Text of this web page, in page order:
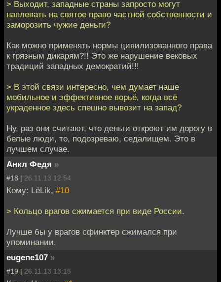
> Выходит, западные страны запросто могут
наплевать на святое право частной собственности и
заморозить чужие деньги?
Как можно применять нормы цивилизованного права
к грязным дикарям?!! Это же нарушение вековых
традиций западных демократий!!!
> В этой связи интересно, чем думает наше
мобильное и эффективное ворьё, когда всё
украденное здесь спешно вывозит на запад?
Ну, раз они считают, что деньги откроют им дорогу в
белые люди, то, подозреваю, седалищем. Это в
лучшем случае.
Анкл Федя »
#18 | 26.11.13 12:54
Кому: LёLik, #10
> Кольцо врагов сжимается при виде России.
Лучше бы у врагов сфинктер сжимался при
упоминании.
eugene107 »
#19 | 26.11.13 13:15